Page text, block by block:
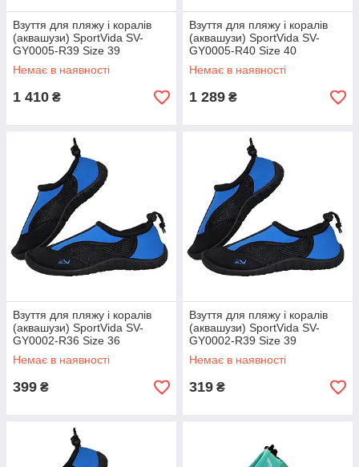
Взуття для пляжу і коралів
(аквашузи) SportVida SV-
GY0005-R39 Size 39
Black/Blue
Немає в наявності
1 410 ₴
Взуття для пляжу і коралів
(аквашузи) SportVida SV-
GY0005-R40 Size 40
Black/Blue
Немає в наявності
1 289 ₴
Взуття для пляжу і коралів
(аквашузи) SportVida SV-
GY0002-R36 Size 36
Black/Blue
Немає в наявності
399 ₴
Взуття для пляжу і коралів
(аквашузи) SportVida SV-
GY0002-R39 Size 39
Black/Blue
Немає в наявності
319 ₴